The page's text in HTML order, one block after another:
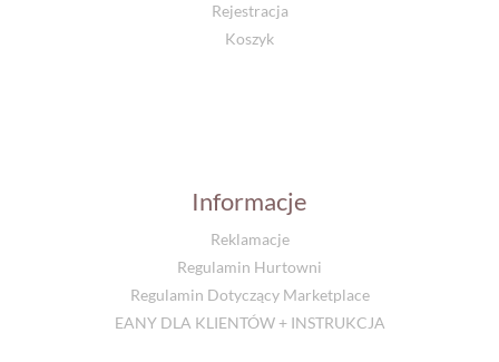
Rejestracja
Koszyk
Informacje
Reklamacje
Regulamin Hurtowni
Regulamin Dotyczący Marketplace
EANY DLA KLIENTÓW + INSTRUKCJA